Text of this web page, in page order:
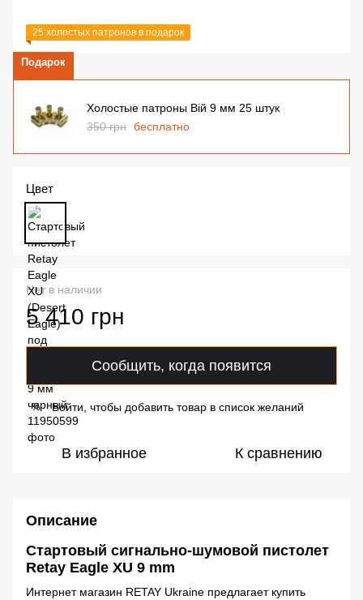
25 холостых патронов в подарок
Подарок
Холостые патроны Вій 9 мм 25 штук
350 грн бесплатно
Цвет
Нет в наличии
5 410 грн
Сообщить, когда появится
% Войти, чтобы добавить товар в список желаний
В избранное К сравнению
Описание
Стартовый сигнально-шумовой пистолет
Retay Eagle XU 9 mm
Интернет магазин RETAY Ukraine предлагает купить